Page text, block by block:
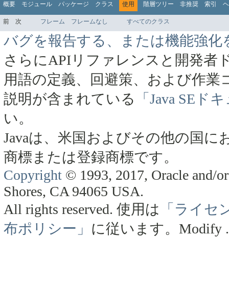
概要 モジュール パッケージ クラス 使用 階層ツリー 非推奨 索引
前 次 フレーム フレームなし すべてのクラス
バグを報告する、または機能強化
さらにAPIリファレンスと開発者
用語の定義、回避策、および作
説明が含まれている
「Java SEド
い。
Javaは、米国およびその他の国に
商標または登録商標です。
Copyright © 1993, 2017, Oracle and/
Shores, CA 94065 USA.
All rights reserved. 使用は 「ライセ
布ポリシー」 に従います。 Modify